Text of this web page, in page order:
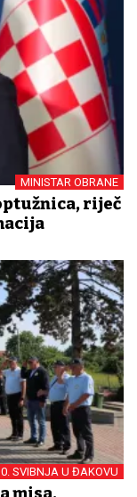
MINISTAR OBRANE
riječ
SVIBNJA U ĐAKOVU